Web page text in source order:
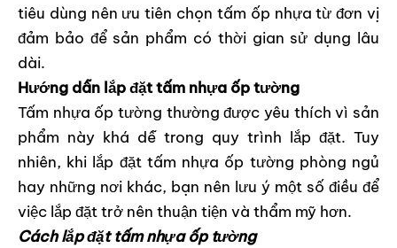
tiêu dùng nên ưu tiên chọn tấm ốp nhựa từ đơn vị
đảm bảo để sản phẩm có thời gian sử dụng lâu
dài.
Hướng dẫn lắp đặt tấm nhựa ốp tường
Tấm nhựa ốp tường thường được yêu thích vì sản
phẩm này khá dễ trong quy trình lắp đặt. Tuy
nhiên, khi lắp đặt tấm nhựa ốp tường phòng ngủ
hay những nơi khác, bạn nên lưu ý một số điều để
việc lắp đặt trở nên thuận tiện và thẩm mỹ hơn.
Cách lắp đặt tấm nhựa ốp tường